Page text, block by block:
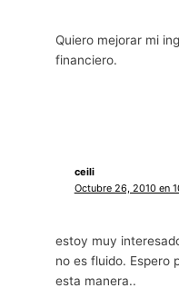
Quiero mejorar mi
financiero.
ceili
Octubre 26, 2010 en
estoy muy
no es fluido. Espero
esta manera..